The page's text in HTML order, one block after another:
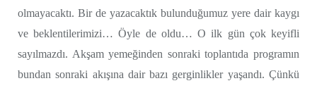
olmayacaktı. Bir de yazacaktık bulunduğumuz yere dair kaygı
ve beklentilerimizi… Öyle de oldu… O ilk gün çok keyifli
sayılmazdı. Akşam yemeğinden sonraki toplantıda programın
bundan sonraki akışına dair bazı gerginlikler yaşandı. Çünkü